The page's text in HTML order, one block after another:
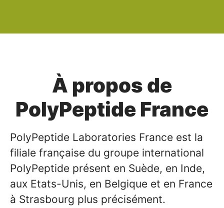
À propos de
PolyPeptide France
PolyPeptide Laboratories France est la
filiale française du groupe international
PolyPeptide présent en Suède, en Inde,
aux Etats-Unis, en Belgique et en France
à Strasbourg plus précisément.